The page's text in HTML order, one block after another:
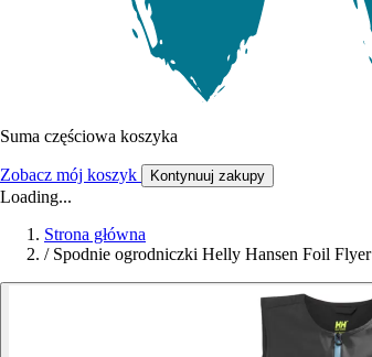
Suma częściowa koszyka
Zobacz mój koszyk Kontynuuj zakupy
Loading...
Strona główna
/ Spodnie ogrodniczki Helly Hansen Foil Flyer